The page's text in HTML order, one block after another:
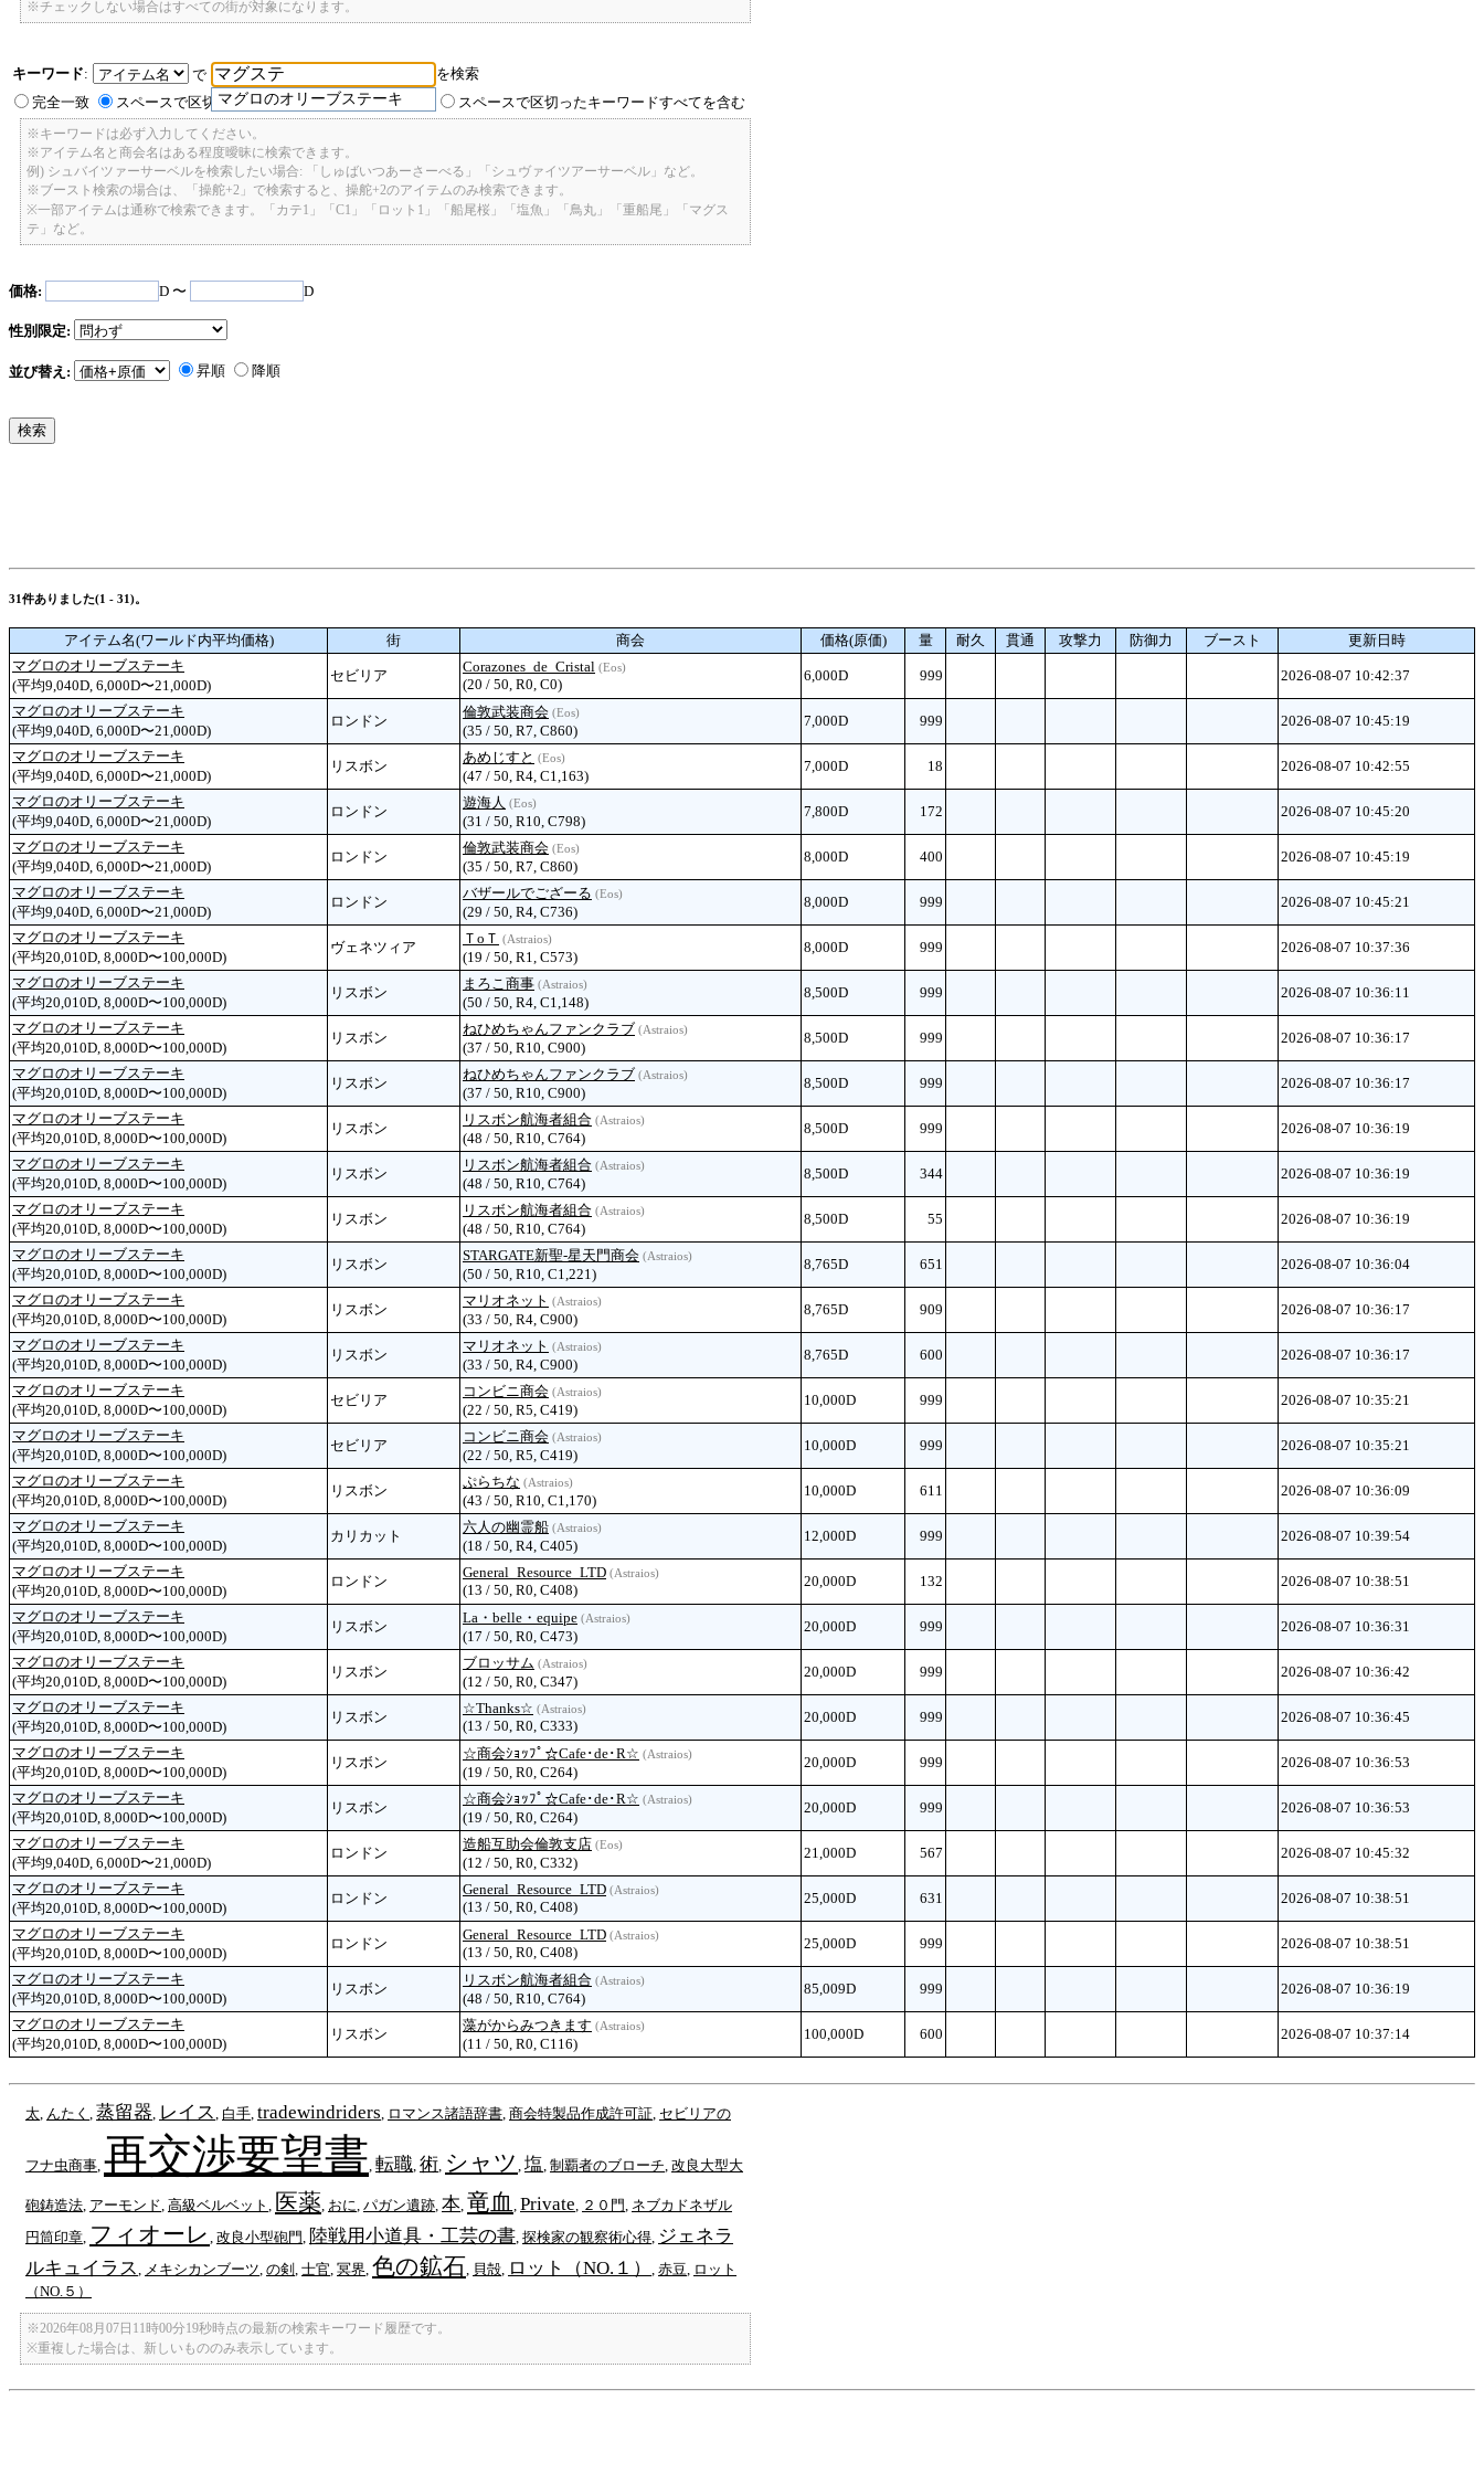
※チェックしない場合はすべての街が対象になります。
キーワード:
で
マグロのオリーブステーキ
を検索
完全一致
スペースで区切ったキーワードのいずれかを含む スペースで区切ったキーワードすべてを含む
※キーワードは必ず入力してください。
※アイテム名と商会名はある程度曖昧に検索できます。
例) シュバイツァーサーベルを検索したい場合: 「しゅばいつあーさーべる」「シュヴァイツアーサーベル」など。
※ブースト検索の場合は、「操舵+2」で検索すると、操舵+2のアイテムのみ検索できます。
※一部アイテムは通称で検索できます。「カテ1」「C1」「ロット1」「船尾桜」「塩魚」「鳥丸」「重船尾」「マグス
テ」など。
価格: D 〜 D
性別限定:
並び替え: 昇順 降順
31件ありました(1 - 31)。
アイテム名(ワールド内平均価格) 街 商会 価格(原価) 量 耐久 貫通 攻撃力 防御力 ブースト
更新日時
マグロのオリーブステーキ
(平均9,040D, 6,000D〜21,000D)
セビリア
Corazones_de_Cristal (Eos)
(20 / 50, R0, C0)
6,000D 999 2026-08-07 10:42:37
マグロのオリーブステーキ
(平均9,040D, 6,000D〜21,000D)
ロンドン
倫敦武装商会 (Eos)
(35 / 50, R7, C860)
7,000D 999 2026-08-07 10:45:19
マグロのオリーブステーキ
(平均9,040D, 6,000D〜21,000D)
リスボン
あめじすと (Eos)
(47 / 50, R4, C1,163)
7,000D 18 2026-08-07 10:42:55
マグロのオリーブステーキ
(平均9,040D, 6,000D〜21,000D)
ロンドン
遊海人 (Eos)
(31 / 50, R10, C798)
7,800D 172 2026-08-07 10:45:20
マグロのオリーブステーキ
(平均9,040D, 6,000D〜21,000D)
ロンドン
倫敦武装商会 (Eos)
(35 / 50, R7, C860)
8,000D 400 2026-08-07 10:45:19
マグロのオリーブステーキ
(平均9,040D, 6,000D〜21,000D)
ロンドン
バザールでござーる (Eos)
(29 / 50, R4, C736)
8,000D 999 2026-08-07 10:45:21
マグロのオリーブステーキ
(平均20,010D, 8,000D〜100,000D)
ヴェネツィア
ＴoＴ (Astraios)
(19 / 50, R1, C573)
8,000D 999 2026-08-07 10:37:36
マグロのオリーブステーキ
(平均20,010D, 8,000D〜100,000D)
リスボン
まろこ商事 (Astraios)
(50 / 50, R4, C1,148)
8,500D 999 2026-08-07 10:36:11
マグロのオリーブステーキ
(平均20,010D, 8,000D〜100,000D)
リスボン
ねひめちゃんファンクラブ (Astraios)
(37 / 50, R10, C900)
8,500D 999 2026-08-07 10:36:17
マグロのオリーブステーキ
(平均20,010D, 8,000D〜100,000D)
リスボン
ねひめちゃんファンクラブ (Astraios)
(37 / 50, R10, C900)
8,500D 999 2026-08-07 10:36:17
マグロのオリーブステーキ
(平均20,010D, 8,000D〜100,000D)
リスボン
リスボン航海者組合 (Astraios)
(48 / 50, R10, C764)
8,500D 999 2026-08-07 10:36:19
マグロのオリーブステーキ
(平均20,010D, 8,000D〜100,000D)
リスボン
リスボン航海者組合 (Astraios)
(48 / 50, R10, C764)
8,500D 344 2026-08-07 10:36:19
マグロのオリーブステーキ
(平均20,010D, 8,000D〜100,000D)
リスボン
リスボン航海者組合 (Astraios)
(48 / 50, R10, C764)
8,500D 55 2026-08-07 10:36:19
マグロのオリーブステーキ
(平均20,010D, 8,000D〜100,000D)
リスボン
STARGATE新聖-星天門商会 (Astraios)
(50 / 50, R10, C1,221)
8,765D 651 2026-08-07 10:36:04
マグロのオリーブステーキ
(平均20,010D, 8,000D〜100,000D)
リスボン
マリオネット (Astraios)
(33 / 50, R4, C900)
8,765D 909 2026-08-07 10:36:17
マグロのオリーブステーキ
(平均20,010D, 8,000D〜100,000D)
リスボン
マリオネット (Astraios)
(33 / 50, R4, C900)
8,765D 600 2026-08-07 10:36:17
マグロのオリーブステーキ
(平均20,010D, 8,000D〜100,000D)
セビリア
コンビニ商会 (Astraios)
(22 / 50, R5, C419)
10,000D 999 2026-08-07 10:35:21
マグロのオリーブステーキ
(平均20,010D, 8,000D〜100,000D)
セビリア
コンビニ商会 (Astraios)
(22 / 50, R5, C419)
10,000D 999 2026-08-07 10:35:21
マグロのオリーブステーキ
(平均20,010D, 8,000D〜100,000D)
リスボン
ぷらちな (Astraios)
(43 / 50, R10, C1,170)
10,000D 611 2026-08-07 10:36:09
マグロのオリーブステーキ
(平均20,010D, 8,000D〜100,000D)
カリカット
六人の幽霊船 (Astraios)
(18 / 50, R4, C405)
12,000D 999 2026-08-07 10:39:54
マグロのオリーブステーキ
(平均20,010D, 8,000D〜100,000D)
ロンドン
General_Resource_LTD (Astraios)
(13 / 50, R0, C408)
20,000D 132 2026-08-07 10:38:51
マグロのオリーブステーキ
(平均20,010D, 8,000D〜100,000D)
リスボン
La・belle・equipe (Astraios)
(17 / 50, R0, C473)
20,000D 999 2026-08-07 10:36:31
マグロのオリーブステーキ
(平均20,010D, 8,000D〜100,000D)
リスボン
ブロッサム (Astraios)
(12 / 50, R0, C347)
20,000D 999 2026-08-07 10:36:42
マグロのオリーブステーキ
(平均20,010D, 8,000D〜100,000D)
リスボン
☆Thanks☆ (Astraios)
(13 / 50, R0, C333)
20,000D 999 2026-08-07 10:36:45
マグロのオリーブステーキ
(平均20,010D, 8,000D〜100,000D)
リスボン
☆商会ｼｮｯﾌﾟ☆Cafe･de･R☆ (Astraios)
(19 / 50, R0, C264)
20,000D 999 2026-08-07 10:36:53
マグロのオリーブステーキ
(平均20,010D, 8,000D〜100,000D)
リスボン
☆商会ｼｮｯﾌﾟ☆Cafe･de･R☆ (Astraios)
(19 / 50, R0, C264)
20,000D 999 2026-08-07 10:36:53
マグロのオリーブステーキ
(平均9,040D, 6,000D〜21,000D)
ロンドン
造船互助会倫敦支店 (Eos)
(12 / 50, R0, C332)
21,000D 567 2026-08-07 10:45:32
マグロのオリーブステーキ
(平均20,010D, 8,000D〜100,000D)
ロンドン
General_Resource_LTD (Astraios)
(13 / 50, R0, C408)
25,000D 631 2026-08-07 10:38:51
マグロのオリーブステーキ
(平均20,010D, 8,000D〜100,000D)
ロンドン
General_Resource_LTD (Astraios)
(13 / 50, R0, C408)
25,000D 999 2026-08-07 10:38:51
マグロのオリーブステーキ
(平均20,010D, 8,000D〜100,000D)
リスボン
リスボン航海者組合 (Astraios)
(48 / 50, R10, C764)
85,009D 999 2026-08-07 10:36:19
マグロのオリーブステーキ
(平均20,010D, 8,000D〜100,000D)
リスボン
藻がからみつきます (Astraios)
(11 / 50, R0, C116)
100,000D 600 2026-08-07 10:37:14
太 んたく 蒸留器 レイス 白手 tradewindriders ロマンス諸語辞書 商会特製品作成許可証 セビリアの
フナ虫商事 再交渉要望書 転職 術 シャツ 塩 制覇者のブローチ 改良大型大
砲鋳造法 アーモンド 高級ベルベット 医薬 おに パガン遺跡 本 竜血 Private ２０門 ネブカドネザル
円筒印章 フィオーレ 改良小型砲門 陸戦用小道具・工芸の書 探検家の観察術心得 ジェネラ
ルキュイラス
メキシカンブーツ の剣 士官 冥界 色の鉱石 貝殻 ロット（NO.１） 赤豆 ロット
（NO.５）
※2026年08月07日11時00分19秒時点の最新の検索キーワード履歴です。
※重複した場合は、新しいもののみ表示しています。